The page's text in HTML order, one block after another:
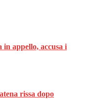
in appello, accusa i
rissa dopo